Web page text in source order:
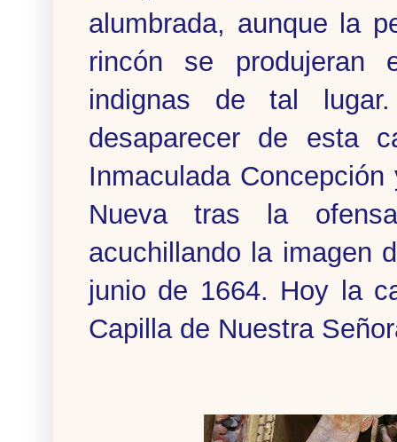
alumbrada, aunque la
rincón se produjeran
indignas de tal
desaparecer de esta
Inmaculada
Nueva tras la
acuchillando la imagen
junio de 1664. Hoy la
Capilla de Nuestra